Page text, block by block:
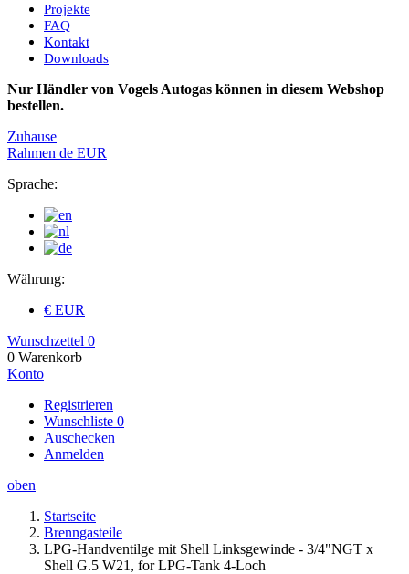
Projekte
FAQ
Kontakt
Downloads
Nur Händler von Vogels Autogas können in diesem Webshop
bestellen.
Zuhause
Rahmen de EUR
Sprache:
Währung:
€ EUR
Wunschzettel 0
0 Warenkorb
Konto
Registrieren
Wunschliste 0
Auschecken
Anmelden
oben
Startseite
Brenngasteile
LPG-Handventilge mit Shell Linksgewinde - 3/4"NGT x
Shell G.5 W21, for LPG-Tank 4-Loch